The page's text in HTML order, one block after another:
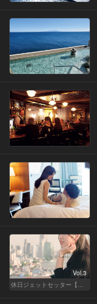
Vol.3
休日ジェットセッター【厳選スポット編】